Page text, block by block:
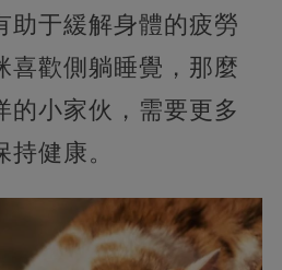
助于緩解身體的疲勞
喜歡側躺睡覺，那麼
的小家伙，需要更多
健康。